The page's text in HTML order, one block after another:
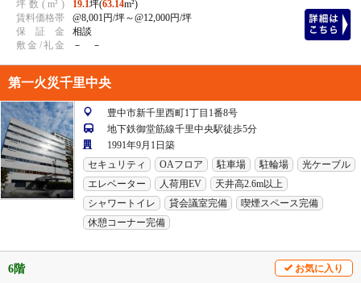
坪 数 ( m² ) 19.1坪(63.14m²)
賃料価格帯 @8,001円/坪～@12,000円/坪
保
証 金
相談
敷 金 /礼金 － －
第一火災千里中央
豊中市新千里西町1丁目1番8号
地下鉄御堂筋線千里中央駅徒歩5分
1991年9月1日築
セキュリティ
OAフロア 駐車場 駐輪場
光ケーブル
エレベーター
人荷用EV
天井高2.6m以上
シャワートイレ
貸会議室完備
喫煙スペース完備
休憩コーナー完備
6階 お気に入り